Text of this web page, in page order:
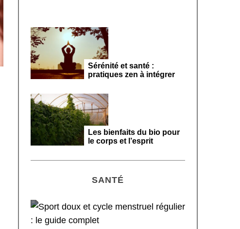
Sérénité et santé :
pratiques zen à intégrer
Les bienfaits du bio pour
le corps et l’esprit
SANTÉ